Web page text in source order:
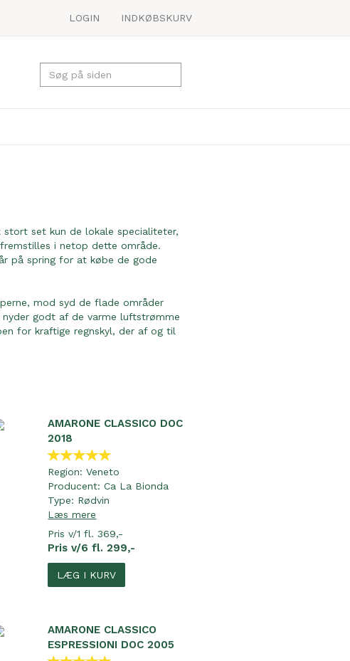
LOGIN INDKØBSKURV
set kun de lokale specialiteter,
i netop dette område.
på spring for at købe de gode
mod syd de flade områder
godt af de varme luftstrømme
for kraftige regnskyl, der af og til
AMARONE CLASSICO DOC
2018
Region:Veneto
Producent:Ca La Bionda
Type: Rødvin
Læs mere
Pris v/1 fl. 369,-
Pris v/6 fl. 299,-
LÆG I KURV
AMARONE CLASSICO
ESPRESSIONI DOC 2005